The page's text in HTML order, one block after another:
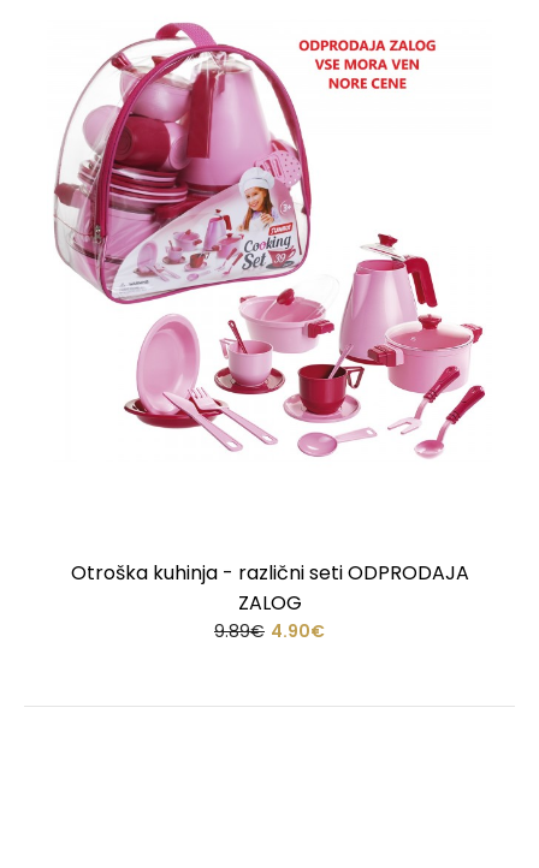
Otroška kuhinja - različni seti ODPRODAJA
ZALOG
9.89€ 4.90€